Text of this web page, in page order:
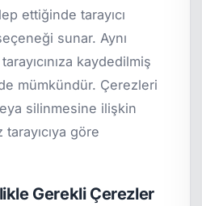
ettiğinde tarayıcı
sunar. Aynı
kaydedilmiş
mümkündür. Çerezleri
silinmesine ilişkin
tarayıcıya göre
Gerekli Çerezler